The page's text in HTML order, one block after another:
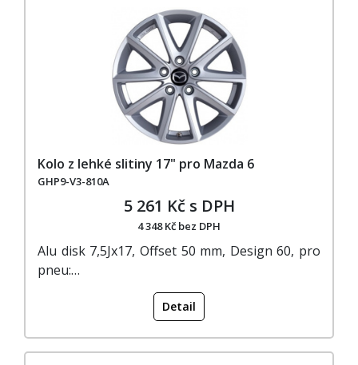
Kolo z lehké slitiny 17" pro Mazda 6
GHP9-V3-810A
5 261 Kč s DPH
4 348 Kč bez DPH
Alu disk 7,5Jx17, Offset 50 mm, Design 60, pro
pneu:…
Detail